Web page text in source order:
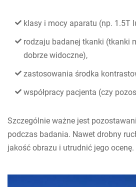
klasy i mocy aparatu (np. 1.5T
rodzaju badanej tkanki (tkanki
dobrze widoczne),
zastosowania środka
współpracy pacjenta (czy
Szczególnie ważne jest
podczas badania. Nawet drobny
jakość obrazu i utrudnić jego ocenę.